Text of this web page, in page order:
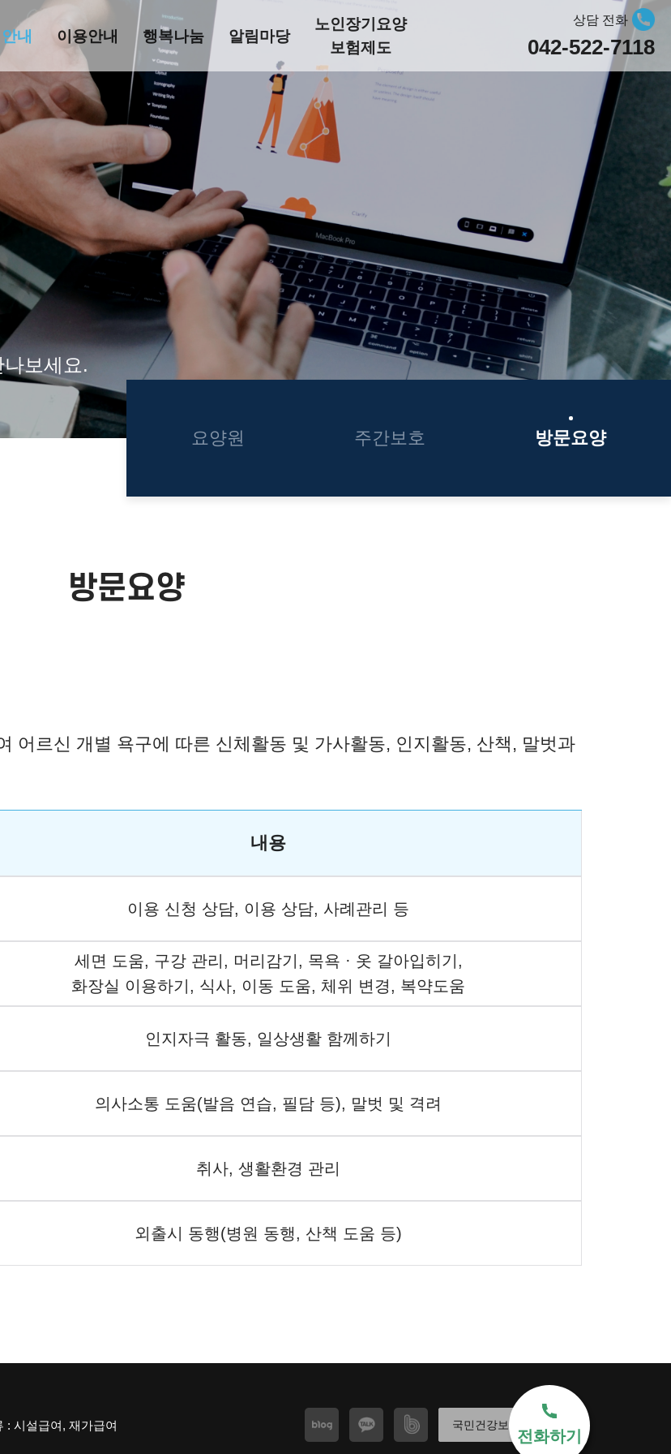
내 이용안내 행복나눔 알림마당
노인장기요양
보험제도
상담 전화
042-522-7118
보세요.
요양원 주간보호 방문요양
방문요양
어르신 개별 욕구에 따른 신체활동 및 가사활동, 인지활동, 산책, 말벗과
내용
이용 신청 상담, 이용 상담, 사례관리 등
세면 도움, 구강 관리, 머리감기, 목욕 · 옷 갈아입히기,
화장실 이용하기, 식사, 이동 도움, 체위 변경, 복약도움
인지자극 활동, 일상생활 함께하기
의사소통 도움(발음 연습, 필담 등), 말벗 및 격려
취사, 생활환경 관리
외출시 동행(병원 동행, 산책 도움 등)
전화하기
: 시설급여, 재가급여 국민건강보험 바로가기